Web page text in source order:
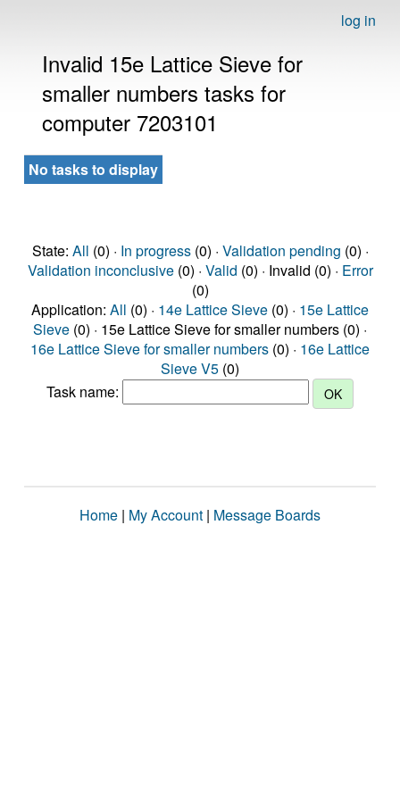
log in
Invalid 15e Lattice Sieve for
smaller numbers tasks for
computer 7203101
No tasks to display
State: All (0) · In progress(0) · Validation pending (0) ·
Validation inconclusive(0) · Valid (0) · Invalid (0) · Error
(0)
Application: All (0) · 14e Lattice Sieve (0) · 15e Lattice
Sieve (0) · 15e Lattice Sieve for smaller numbers (0) ·
16e Lattice Sieve for smaller numbers (0) · 16e Lattice
Sieve V5 (0)
Task name:
Home | My Account | Message Boards